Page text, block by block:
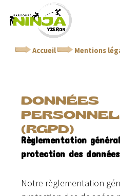
Accueil Mentions
DONNÉES
(RGPD)
Règlementation
protection des données
Notre règlementation